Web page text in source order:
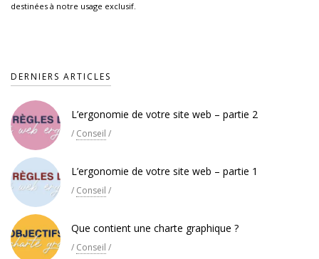
destinées à notre usage exclusif.
DERNIERS ARTICLES
L’ergonomie de votre site web – partie 2
/ Conseil /
L’ergonomie de votre site web – partie 1
/ Conseil /
Que contient une charte graphique ?
/ Conseil /